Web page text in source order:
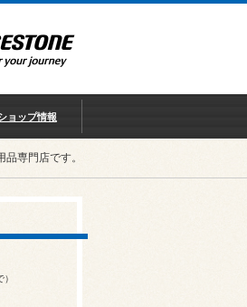
ョップ情報
専門店です。